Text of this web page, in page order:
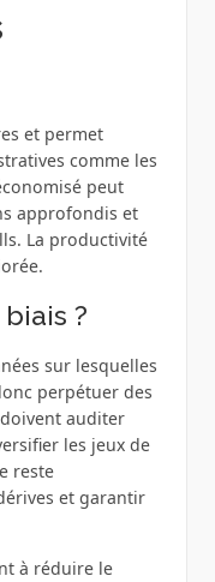
et permet
comme les
peut
approfondis et
La productivité
?
sur lesquelles
perpétuer des
auditer
les jeux de
reste
et garantir
à réduire le